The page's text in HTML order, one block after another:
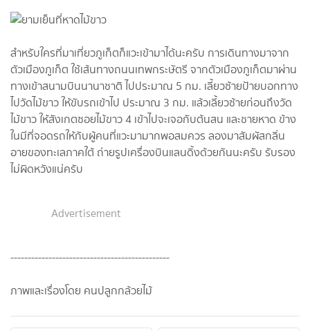
สำหรับใครที่มาเที่ยวภูเก็ตก็แวะเข้ามาได้นะครับ การเดินทางมาจาก
ตัวเมืองภูเก็ต ใช้เส้นทางถนนเทพกระษัตรี จากตัวเมืองภูเก็ตมาผ่าน
ทางเข้าสนามบินนานาชาติ ไปประมาณ 5 กม. เลี้ยวซ้ายป้ายบอกทาง
ไปวัดไม้ขาว ให้ขับรถเข้าไป ประมาณ 3 กม. แล้วเลี้ยวซ้ายก่อนถึงวัด
ไม้ขาว ให้สังเกตซอยไม้ขาว 4 เข้าไปจะเจอกับต้นสน และชายหาด ข้าง
ในมีที่จอดรถให้กับผู้คนที่แวะมามากพอสมควร ลองมาสัมผัสกลิ่น
อายของทะเลภาคใต้ ถ่ายรูปเครื่องบินแลนดิ้งด้วยกันนะครับ รับรอง
ไม่ผิดหวังแน่ครับ
Advertisement
----------------------------------------------
ภาพและเรื่องโดย คนปลูกกล้วยไม้